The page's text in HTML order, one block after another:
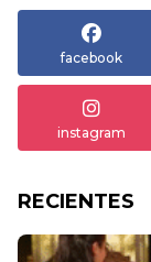
facebook
instagram
RECIENTES